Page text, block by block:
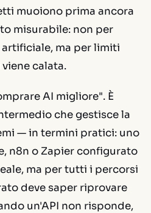
muoiono prima ancora
misurabile: non per
ma per limiti
calata.
AI migliore". È
che gestisce la
— in termini pratici: uno
n8n o Zapier configurato
ma per tutti i percorsi
deve saper riprovare
un'API non risponde,